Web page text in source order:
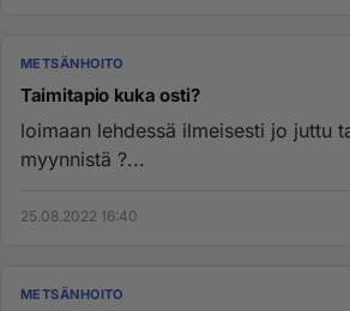
METSÄNHOITO
Taimitapio kuka osti?
loimaan lehdessä ilmeisesti jo juttu
myynnistä ?...
25.08.2022 16:40
METSÄNHOITO